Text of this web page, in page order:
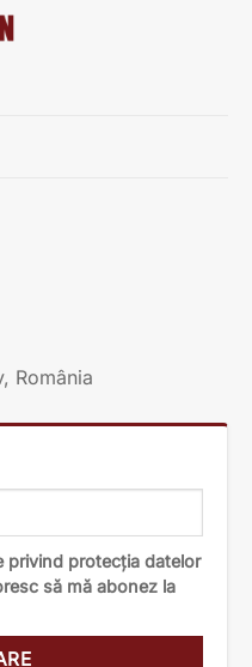
România
privind protecția datelor
să mă abonez la